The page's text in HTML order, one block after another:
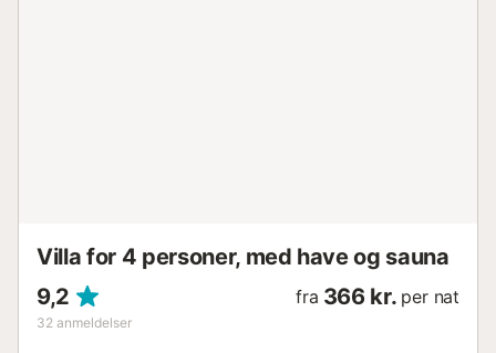
Villa for 4 personer, med have og sauna
9,2
32 anmeldelser
fra 366 kr. per nat